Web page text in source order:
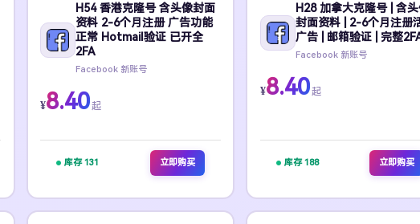
H54 香港克隆号 含头像封面
资料 2-6个月注册 广告功能
正常 Hotmail验证 已开全
2FA
Facebook 新账号
¥8.40起
库存 131 立即购买
H28 加拿大克隆号 | 含
封面资料 | 2-6个月注册
广告 | 邮箱验证 | 完整
Facebook 新账号
¥8.40起
库存 188 立即购买